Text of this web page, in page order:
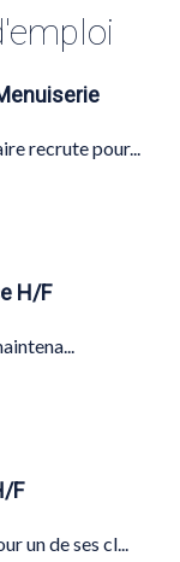
recrute pour...
H/F
F
un de ses cl...